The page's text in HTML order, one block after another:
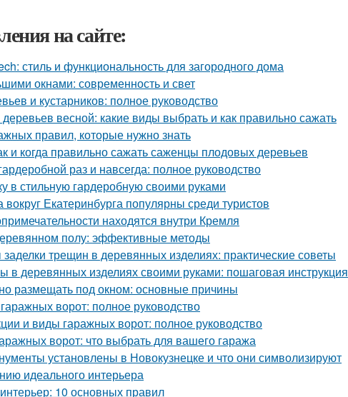
на сайте:
стиль и функциональность для загородного дома
окнами: современность и свет
и кустарников: полное руководство
весной: какие виды выбрать и как правильно сажать
правил, которые нужно знать
и когда правильно сажать саженцы плодовых деревьев
раз и навсегда: полное руководство
в стильную гардеробную своими руками
Екатеринбурга популярны среди туристов
находятся внутри Кремля
полу: эффективные методы
трещин в деревянных изделиях: практические советы
в деревянных изделиях своими руками: пошаговая инструкция
размещать под окном: основные причины
ворот: полное руководство
и виды гаражных ворот: полное руководство
ворот: что выбрать для вашего гаража
установлены в Новокузнецке и что они символизируют
идеального интерьера
10 основных правил